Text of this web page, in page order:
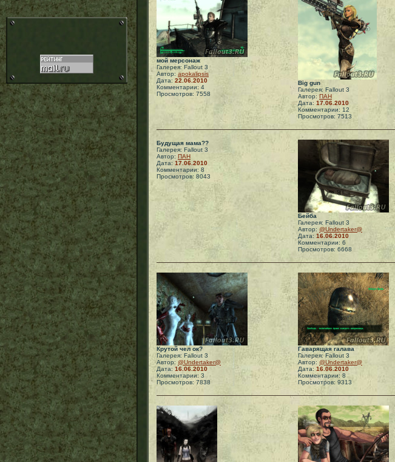
мой мерсонаж
Галерея: Fallout 3
Автор: apokalipsis
Дата: 22.06.2010
Комментарии: 4
Просмотров: 7558
Big gun
Галерея: Fallout 3
Автор: ПАН
Дата: 17.06.2010
Комментарии: 12
Просмотров: 7513
Будущая мама??
Галерея: Fallout 3
Автор: ПАН
Дата: 17.06.2010
Комментарии: 8
Просмотров: 8043
Бейба
Галерея: Fallout 3
Автор: @Undertaker@
Дата: 16.06.2010
Комментарии: 6
Просмотров: 6668
Крутой чел ок?
Галерея: Fallout 3
Автор: @Undertaker@
Дата: 16.06.2010
Комментарии: 3
Просмотров: 7838
Гаварящая галава
Галерея: Fallout 3
Автор: @Undertaker@
Дата: 16.06.2010
Комментарии: 8
Просмотров: 9313